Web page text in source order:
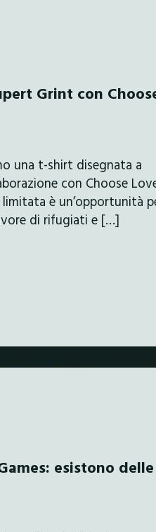
Grint con
una t-shirt disegnata a
con Choose
è un’opportunità
di rifugiati e […]
esistono delle